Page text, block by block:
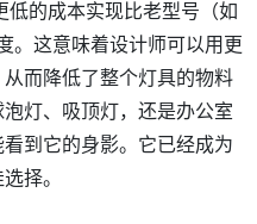
低的成本实现比老型号（如
。这意味着设计师可以用更
而降低了整个灯具的物料
灯、吸顶灯，还是办公室
到它的身影。它已经成为
择。